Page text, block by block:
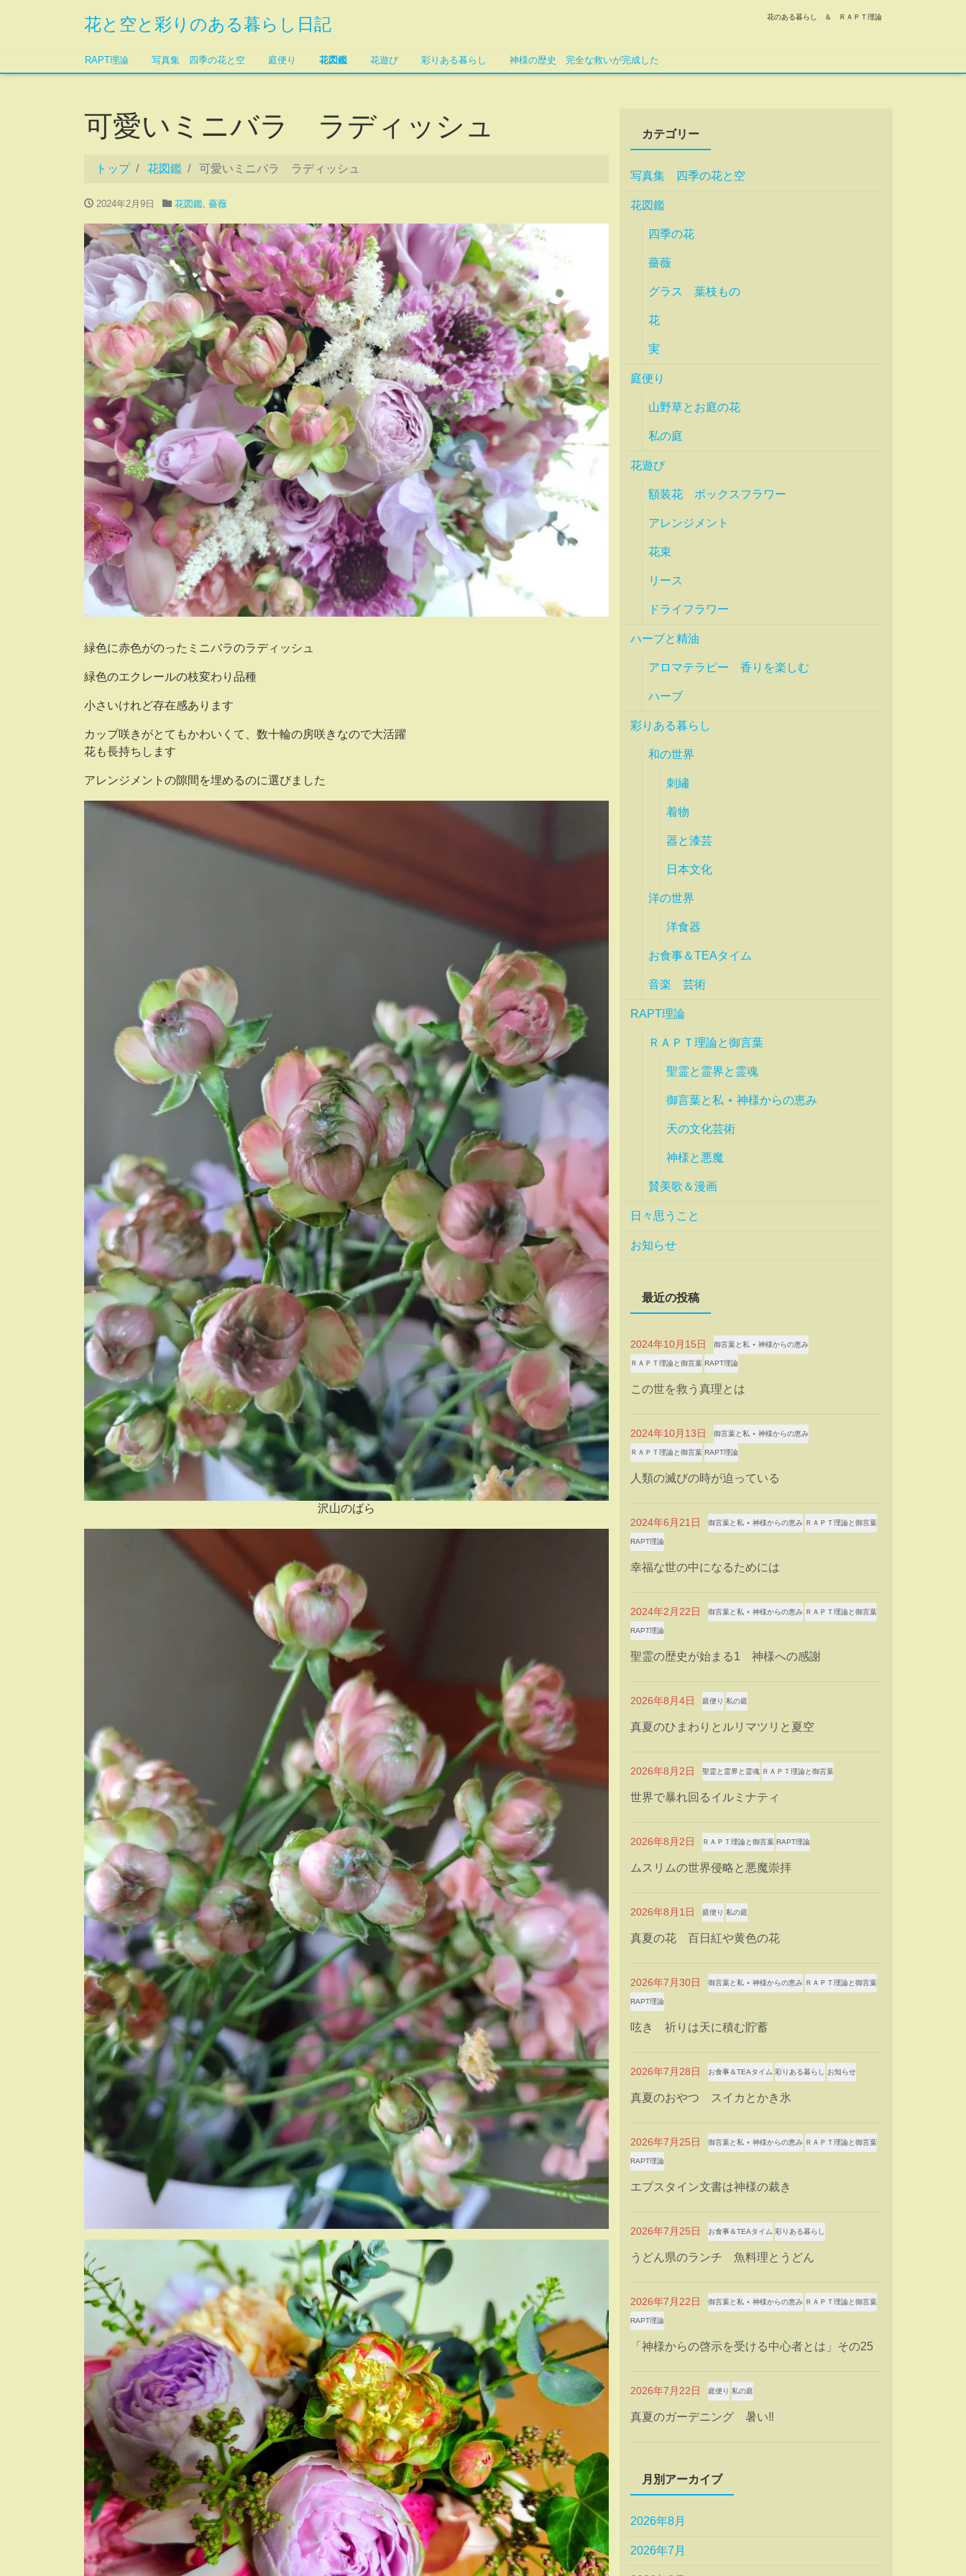
花と空と彩りのある暮らし日記 花のある暮らし ＆ ＲＡＰＴ理論
RAPT理論 写真集 四季の花と空 庭便り 花図鑑 花遊び 彩りある暮らし 神様の歴史 完全な救いが完成した
可愛いミニバラ ラディッシュ
トップ 花図鑑 可愛いミニバラ ラディッシュ
2024年2月9日 花図鑑, 薔薇
緑色に赤色がのったミニバラのラディッシュ
緑色のエクレールの枝変わり品種
小さいけれど存在感あります
カップ咲きがとてもかわいくて、数十輪の房咲きなので大活躍
花も長持ちします
アレンジメントの隙間を埋めるのに選びました
沢山のばら
カテゴリー
写真集 四季の花と空
花図鑑
四季の花
薔薇
グラス 葉枝もの
花
実
庭便り
山野草とお庭の花
私の庭
花遊び
額装花 ボックスフラワー
アレンジメント
花束
リース
ドライフラワー
ハーブと精油
アロマテラピー 香りを楽しむ
ハーブ
彩りある暮らし
和の世界
刺繡
着物
器と漆芸
日本文化
洋の世界
洋食器
お食事＆TEAタイム
音楽 芸術
RAPT理論
ＲＡＰＴ理論と御言葉
聖霊と霊界と霊魂
御言葉と私 ⋆ 神様からの恵み
天の文化芸術
神様と悪魔
賛美歌＆漫画
日々思うこと
お知らせ
最近の投稿
2024年10月15日 御言葉と私 ⋆ 神様からの恵み
ＲＡＰＴ理論と御言葉 RAPT理論
この世を救う真理とは
2024年10月13日 御言葉と私 ⋆ 神様からの恵み
ＲＡＰＴ理論と御言葉 RAPT理論
人類の滅びの時が迫っている
2024年6月21日 御言葉と私 ⋆ 神様からの恵み ＲＡＰＴ理論と御言葉
RAPT理論
幸福な世の中になるためには
2024年2月22日 御言葉と私 ⋆ 神様からの恵み ＲＡＰＴ理論と御言葉
RAPT理論
聖霊の歴史が始まる1 神様への感謝
2026年8月4日 庭便り 私の庭
真夏のひまわりとルリマツリと夏空
2026年8月2日 聖霊と霊界と霊魂 ＲＡＰＴ理論と御言葉
世界で暴れ回るイルミナティ
2026年8月2日 ＲＡＰＴ理論と御言葉 RAPT理論
ムスリムの世界侵略と悪魔崇拝
2026年8月1日 庭便り 私の庭
真夏の花 百日紅や黄色の花
2026年7月30日 御言葉と私 ⋆ 神様からの恵み ＲＡＰＴ理論と御言葉
RAPT理論
呟き 祈りは天に積む貯蓄
2026年7月28日 お食事＆TEAタイム 彩りある暮らし お知らせ
真夏のおやつ スイカとかき氷
2026年7月25日 御言葉と私 ⋆ 神様からの恵み ＲＡＰＴ理論と御言葉
RAPT理論
エプスタイン文書は神様の裁き
2026年7月25日 お食事＆TEAタイム 彩りある暮らし
うどん県のランチ 魚料理とうどん
2026年7月22日 御言葉と私 ⋆ 神様からの恵み ＲＡＰＴ理論と御言葉
RAPT理論
「神様からの啓示を受ける中心者とは」その25
2026年7月22日 庭便り 私の庭
真夏のガーデニング 暑い‼
月別アーカイブ
2026年8月
2026年7月